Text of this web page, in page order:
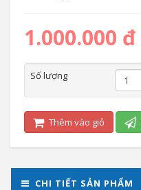
1.000.000 đ
Số lượng
Thêm vào giỏ
CHI TIẾT SẢN PHẨM